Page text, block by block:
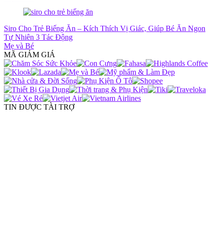
Siro Cho Trẻ Biếng Ăn – Kích Thích Vị Giác, Giúp Bé Ăn Ngon
Tự Nhiên 3 Tác Động
Mẹ và Bé
MÃ GIẢM GIÁ
TIN ĐƯỢC TÀI TRỢ